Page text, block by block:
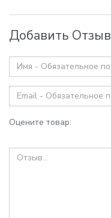
Добавить Отзыв
Оцените товар: